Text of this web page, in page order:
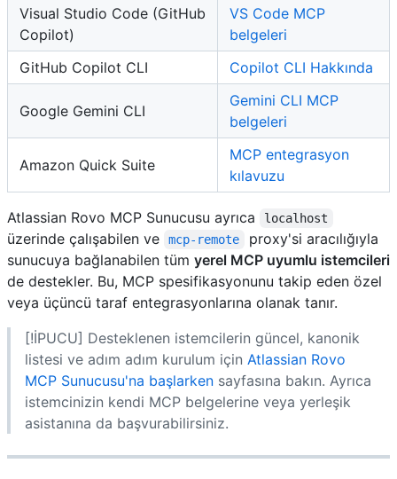
Visual Studio Code (GitHub
Copilot)
VS Code MCP
belgeleri
GitHub Copilot CLI
Copilot CLI Hakkında
Google Gemini CLI
Gemini CLI MCP
belgeleri
Amazon Quick Suite
MCP entegrasyon
kılavuzu
Atlassian Rovo MCP Sunucusu ayrıca localhost
üzerinde çalışabilen ve mcp-remote
proxy'si aracılığıyla
sunucuya bağlanabilen tüm yerel MCP uyumlu istemcileri
de destekler. Bu, MCP spesifikasyonunu takip eden özel
veya üçüncü taraf entegrasyonlarına olanak tanır.
[!İPUCU] Desteklenen istemcilerin güncel, kanonik
listesi ve adım adım kurulum için Atlassian Rovo
MCP Sunucusu'na başlarken sayfasına bakın. Ayrıca
istemcinizin kendi MCP belgelerine veya yerleşik
asistanına da başvurabilirsiniz.